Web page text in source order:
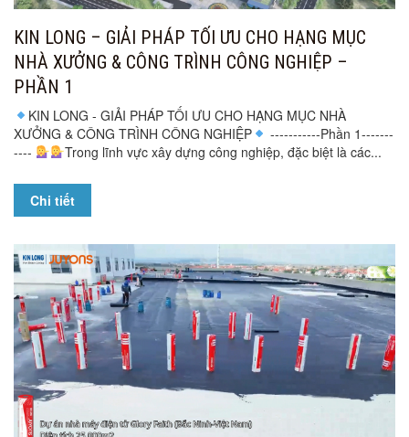
KIN LONG – GIẢI PHÁP TỐI ƯU CHO HẠNG MỤC
NHÀ XƯỞNG & CÔNG TRÌNH CÔNG NGHIỆP –
PHẦN 1
KIN LONG - GIẢI PHÁP TỐI ƯU CHO HẠNG MỤC NHÀ
XƯỞNG & CÔNG TRÌNH CÔNG NGHIỆP
-----------Phần 1-------
----
Trong lĩnh vực xây dựng công nghiệp, đặc biệt là các...
Chi tiết